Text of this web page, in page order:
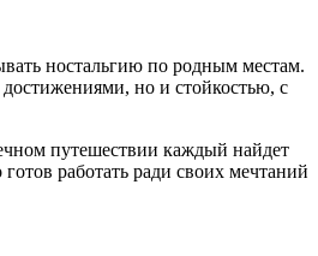
ностальгию по родным местам.
но и стойкостью, с
путешествии каждый найдет
работать ради своих мечтаний